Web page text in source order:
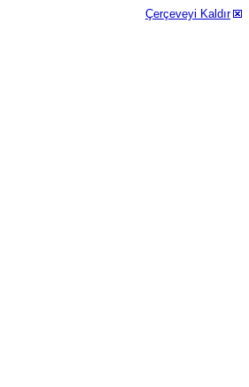
Çerçeveyi Kaldır